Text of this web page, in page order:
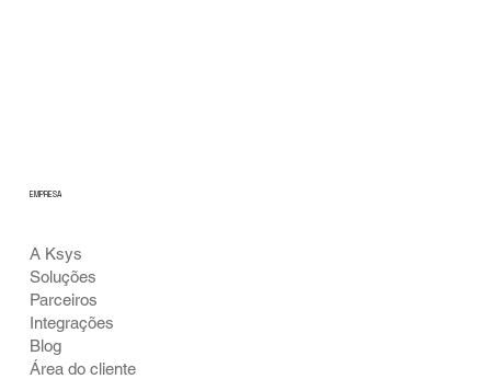
A Ksys
Soluções
Parceiros
Integrações
Blog
Área do cliente
EMPRESA